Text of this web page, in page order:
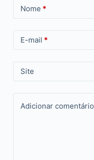
Nome *
E-mail *
Site
Adicionar comentário